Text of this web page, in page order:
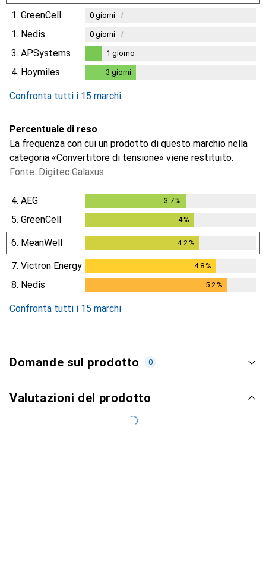
1. GreenCell 0giorni i
1. Nedis 0giorni i
3. APSystems
giorno
1 giorno
4. Hoymiles 3 giorni
Confronta tutti i 15 marchi
Percentuale di reso
La frequenza con cui un prodotto di questo marchio nella
categoria «Convertitore di tensione» viene restituito.
Fonte: Digitec Galaxus
4. AEG 3.7 %
5. GreenCell 4%
6. MeanWell 4.2 %
7. Victron Energy 4.8%
8. Nedis 5.2%
Confronta tutti i 15 marchi
Domande sul prodotto 0
Valutazioni del prodotto